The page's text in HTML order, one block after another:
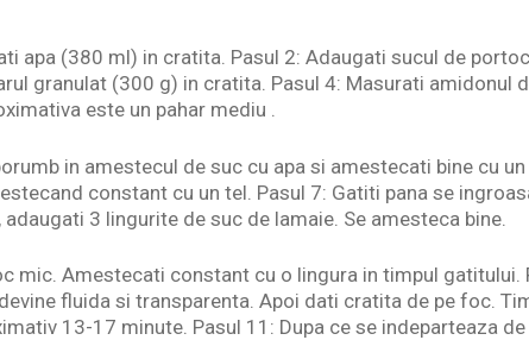
apa (380 ml) in cratita. Pasul 2: Adaugati sucul de
granulat (300 g) in cratita. Pasul 4: Masurati amidonul
este un pahar mediu .
in amestecul de suc cu apa si amestecati bine cu un
constant cu un tel. Pasul 7: Gatiti pana se
3 lingurite de suc de lamaie. Se amesteca bine.
mic. Amestecati constant cu o lingura in timpul gatitului.
fluida si transparenta. Apoi dati cratita de pe foc.
13-17 minute. Pasul 11: Dupa ce se indeparteaza